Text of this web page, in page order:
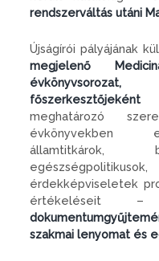
rendszerváltás utáni
Újságírói pályájának
megjelenő
főszerkesztőjeként
meghatározó
évkönyvekben
államtitkárok,
érdekképviseletek
értékeléseit
szakmai lenyomat és